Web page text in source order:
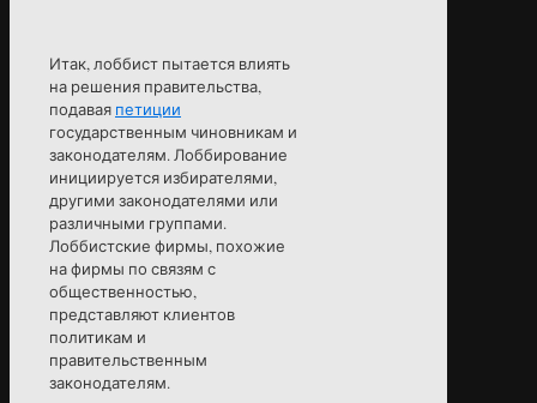
Итак, лоббист пытается влиять
на решения правительства,
подавая петиции
государственным чиновникам и
законодателям. Лоббирование
инициируется избирателями,
другими законодателями или
различными группами.
Лоббистские фирмы, похожие
на фирмы по связям с
общественностью,
представляют клиентов
политикам и
правительственным
законодателям.